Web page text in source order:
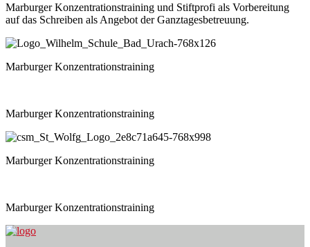
Marburger Konzentrationstraining und Stiftprofi als Vorbereitung
auf das Schreiben als Angebot der Ganztagesbetreuung.
Marburger Konzentrationstraining
Marburger Konzentrationstraining
Marburger Konzentrationstraining
Marburger Konzentrationstraining